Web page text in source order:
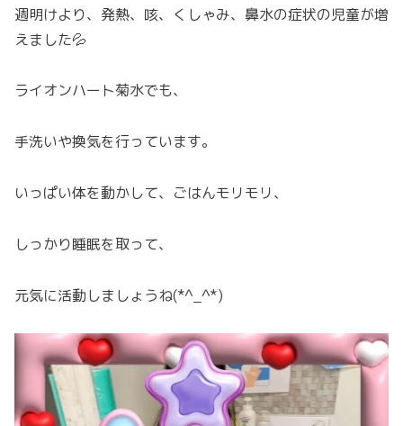
週明けより、発熱、咳、くしゃみ、鼻水の症状の児童が増
えました💦
ライオンハート菊水でも、
手洗いや換気を行っています。
いっぱい体を動かして、ごはんモリモリ、
しっかり睡眠を取って、
元気に活動しましょうね(*^_^*)